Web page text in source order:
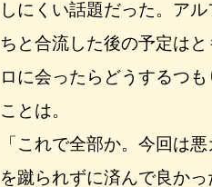
しにくい話題だった。ア
ちと合流した後の予定は
ロに会ったらどうするつ
ことは。
「これで全部か。今回は
を蹴られずに済んで良か